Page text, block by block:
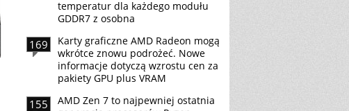
temperatur dla każdego modułu
GDDR7 z osobna
169
Karty graficzne AMD Radeon mogą
wkrótce znowu podrożeć. Nowe
informacje dotyczą wzrostu cen za
pakiety GPU plus VRAM
155
AMD Zen 7 to najpewniej ostatnia